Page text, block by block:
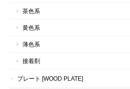
茶色系
黄色系
薄色系
接着剤
プレート [WOOD PLATE]